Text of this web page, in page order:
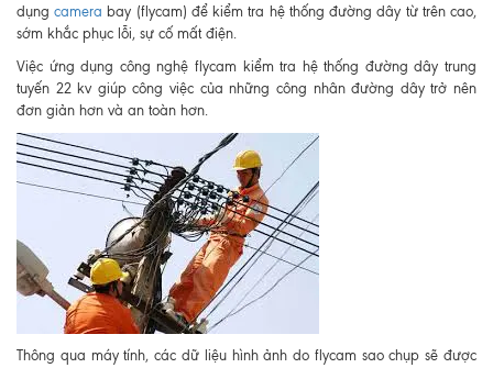
dụngcamera bay (flycam) để kiểm tra hệ thống đường dây từ trên cao,
sớm khắc phục lỗi, sự cố mất điện.
Việc ứng dụng công nghệ flycam kiểm tra hệ thống đường dây trung
tuyến 22 kv giúp công việc của những công nhân đường dây trở nên
đơn giản hơn và an toàn hơn.
Thông qua máy tính, các dữ liệu hình ảnh do flycam sao chụp sẽ được